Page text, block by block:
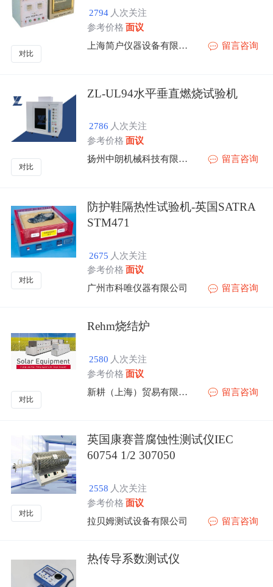
对比
2794 人次关注
参考价格 面议
上海简户仪器设备有限公司
留言咨询
对比
ZL-UL94水平垂直燃烧试验机
2786 人次关注
参考价格 面议
扬州中朗机械科技有限公司
留言咨询
对比
防护鞋隔热性试验机-英国SATRA
STM471
2675 人次关注
参考价格 面议
广州市科唯仪器有限公司
留言咨询
对比
Rehm烧结炉
2580 人次关注
参考价格 面议
新耕（上海）贸易有限公司
留言咨询
对比
英国康赛普腐蚀性测试仪IEC
60754 1/2 307050
2558 人次关注
参考价格 面议
拉贝姆测试设备有限公司
留言咨询
热传导系数测试仪